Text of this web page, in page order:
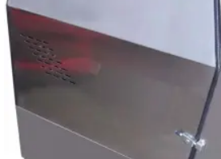
h